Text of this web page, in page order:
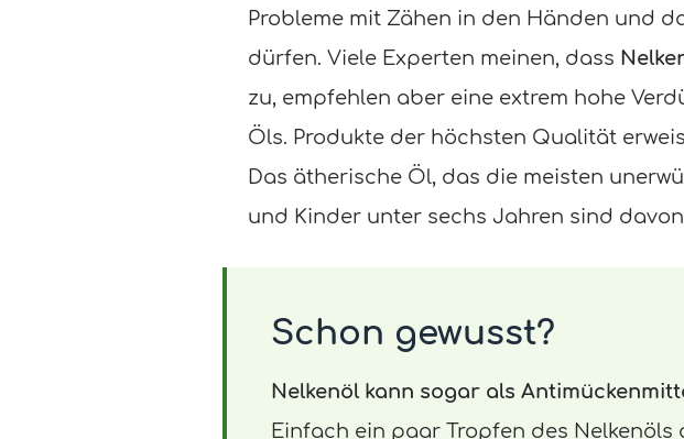
Probleme mit Zähen in den Händen und
dürfen. Viele Experten meinen, dass
zu, empfehlen aber eine extrem hohe
Öls. Produkte der höchsten Qualität
Das ätherische Öl, das die meisten
und Kinder unter sechs Jahren sind
Schon gewusst?
Nelkenöl kann sogar als
Einfach ein paar Tropfen des